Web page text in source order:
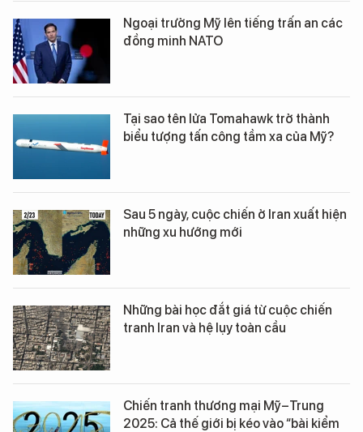
Ngoại trưởng Mỹ lên tiếng trấn an các
đồng minh NATO
Tại sao tên lửa Tomahawk trở thành
biểu tượng tấn công tầm xa của Mỹ?
Sau 5 ngày, cuộc chiến ở Iran xuất hiện
những xu hướng mới
Những bài học đắt giá từ cuộc chiến
tranh Iran và hệ lụy toàn cầu
Chiến tranh thương mại Mỹ–Trung
2025: Cả thế giới bị kéo vào “bài kiểm